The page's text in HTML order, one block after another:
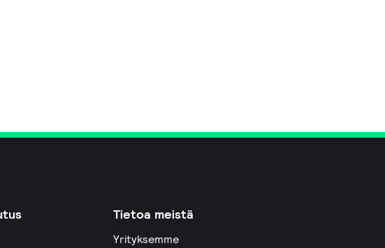
Tietoa meistä
Yrityksemme